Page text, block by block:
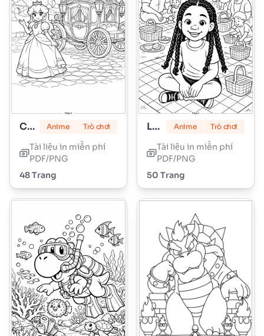
Công chúa Peach Anime Trò chơi
Tài liệu in miễn phí
PDF/PNG
48 Trang
Lily Love Braids Anime Trò chơi
Tài liệu in miễn phí
PDF/PNG
50 Trang